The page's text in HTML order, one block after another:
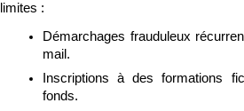
limites :
Démarchages frauduleux
mail.
Inscriptions à des formations
fonds.